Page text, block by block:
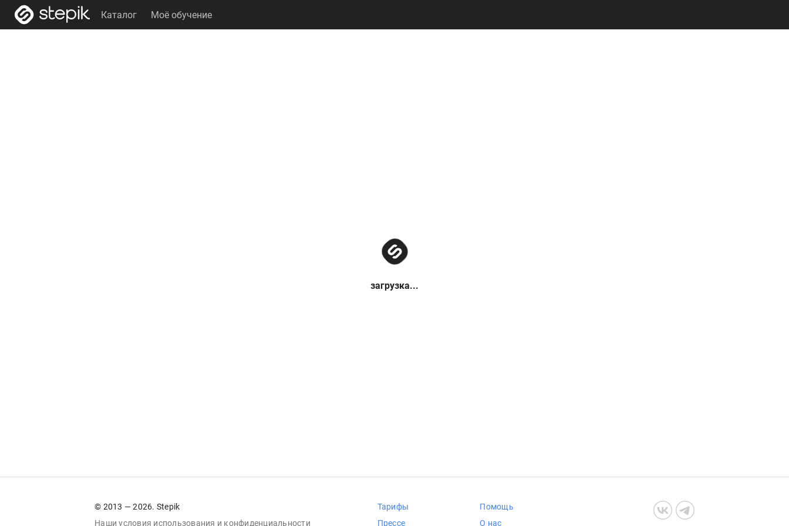
Каталог Моё обучение
загрузка...
© 2013 — 2026. Stepik
Наши условия использования и конфиденциальности
Тарифы
Прессе
Помощь
О нас